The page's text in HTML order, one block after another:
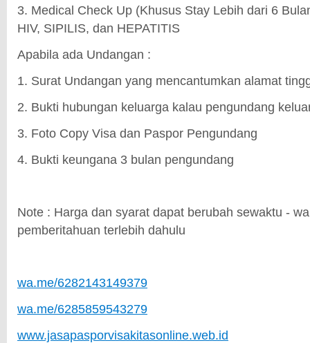
3. Medical Check Up (Khusus Stay Lebih dari 6
HIV, SIPILIS, dan HEPATITIS
Apabila ada Undangan :
1. Surat Undangan yang mencantumkan alamat
2. Bukti hubungan keluarga kalau pengundang
3. Foto Copy Visa dan Paspor Pengundang
4. Bukti keungana 3 bulan pengundang
Note : Harga dan syarat dapat berubah sewaktu -
pemberitahuan terlebih dahulu
wa.me/6282143149379
wa.me/6285859543279
www.jasapasporvisakitasonline.web.id